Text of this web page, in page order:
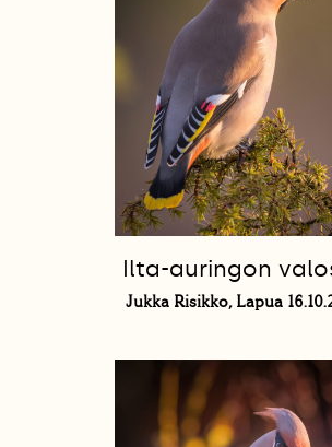
Ilta-auringon
Jukka Risikko, Lapua